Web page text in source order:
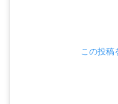
この投